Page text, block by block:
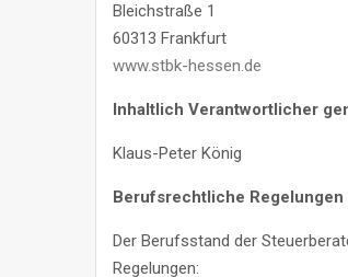
Bleichstraße 1
60313 Frankfurt
www.stbk-hessen.de
Inhaltlich Verantwortlicher
Klaus-Peter König
Berufsrechtliche Regelungen
Der Berufsstand der
Regelungen: